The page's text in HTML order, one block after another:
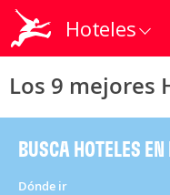
Hoteles
Los 9 mejores
BUSCA HOTELES
Dónde ir